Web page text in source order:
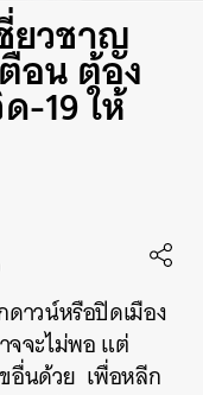
ยวชาญ
อน ต้อง
-19 ให้
าวน์หรือปิดเมือง
จจะไม่พอแต่
อื่นด้วย เพื่อหลีก